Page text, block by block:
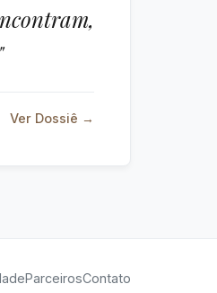
Ver Dossiê →
ParceirosContato